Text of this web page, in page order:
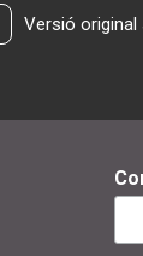
Versió original